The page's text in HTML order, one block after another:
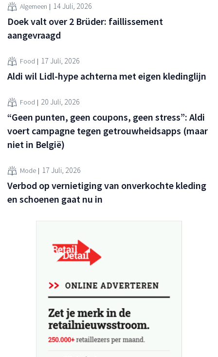
Algemeen 14 Juli, 2026
Doek valt over 2 Brüder: faillissement
aangevraagd
Food 17 Juli, 2026
Aldi wil Lidl-hype achterna met eigen kledinglijn
Food 20 Juli, 2026
“Geen punten, geen coupons, geen stress”: Aldi
voert campagne tegen getrouwheidsapps (maar
niet in België)
Mode 17 Juli, 2026
Verbod op vernietiging van onverkochte kleding
en schoenen gaat nu in